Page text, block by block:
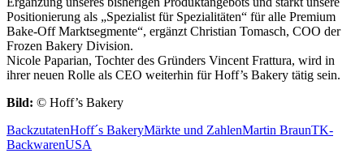
Positionierung als „Spezialist für Spezialitäten“ für alle Premium
Bake-Off Marktsegmente“, ergänzt Christian Tomasch, COO der
Frozen Bakery Division.
Nicole Paparian, Tochter des Gründers Vincent Frattura, wird in
ihrer neuen Rolle als CEO weiterhin für Hoff’s Bakery tätig sein.
Bild: © Hoff’s Bakery
BackzutatenHoff´s BakeryMärkte und ZahlenMartin BraunTK-
BackwarenUSA